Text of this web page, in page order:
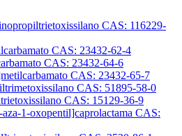
CAS: 116229-
CAS: 23432-62-4
CAS: 23432-64-6
CAS: 23432-65-7
CAS: 51895-58-0
CAS: 15129-36-9
1-oxopentil]caprolactama CAS: